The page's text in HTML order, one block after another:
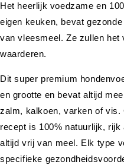
Het heerlijk voedzame en
eigen keuken, bevat
van vleesmeel. Ze zullen
waarderen.
Dit super premium
en grootte en bevat altijd
zalm, kalkoen, varken of vis.
recept is 100% natuurlijk,
altijd vrij van meel. Elk type
specifieke